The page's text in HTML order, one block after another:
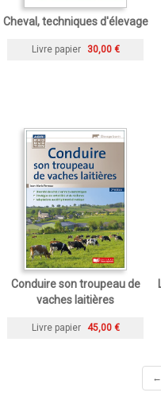
Cheval, techniques d'élevage
Livre papier 30,00 €
Conduire son troupeau de
vaches laitières
Livre papier 45,00 €